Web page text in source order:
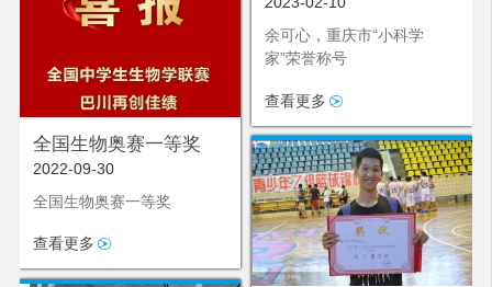
刻，梦想的种子挣脱了束缚
的枷锁，蓬勃而出，肆意绽
未来的模样。
余可心，重庆市“小科学
家”荣誉称号
查看更多
全国生物奥赛一等奖
2022-09-30
全国生物奥赛一等奖
查看更多